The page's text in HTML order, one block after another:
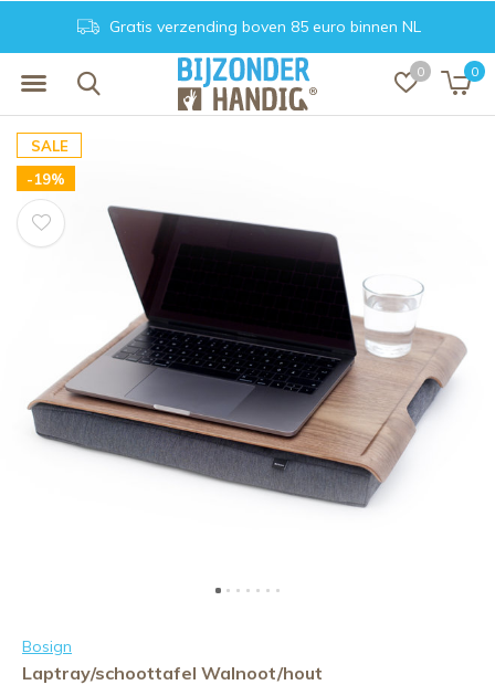
0 0
Gratis verzending boven 85 euro binnen NL
SALE
-19%
Bosign
Laptray/schoottafel Walnoot/hout